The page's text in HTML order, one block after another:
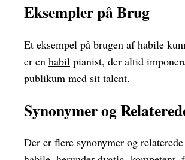
Eksempler på Brug
Et eksempel på brugen af ​​habile
er en habil pianist, der altid
publikum med sit talent.
Synonymer og
Der er flere synonymer og